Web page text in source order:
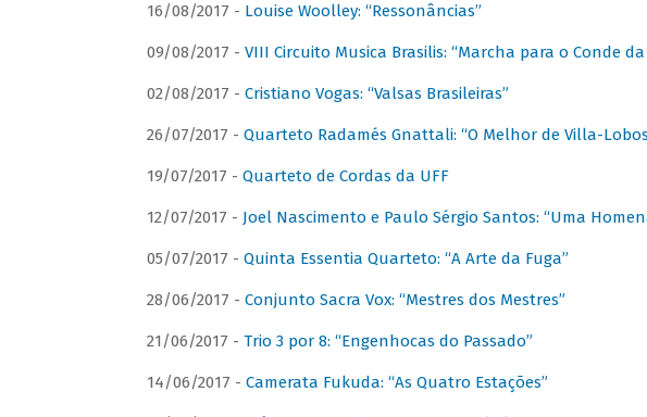
16/08/2017 - Louise Woolley: “Ressonâncias”
09/08/2017 - VIII Circuito Musica Brasilis: “Marcha para o Conde da
02/08/2017 - Cristiano Vogas: “Valsas Brasileiras”
26/07/2017 - Quarteto Radamés Gnattali: “O Melhor de Villa-
19/07/2017 - Quarteto de Cordas da UFF
12/07/2017 - Joel Nascimento e Paulo Sérgio Santos: “Uma
05/07/2017 - Quinta Essentia Quarteto: “A Arte da Fuga”
28/06/2017 - Conjunto Sacra Vox: “Mestres dos Mestres”
21/06/2017 - Trio 3 por 8: “Engenhocas do Passado”
14/06/2017 - Camerata Fukuda: “As Quatro Estações”